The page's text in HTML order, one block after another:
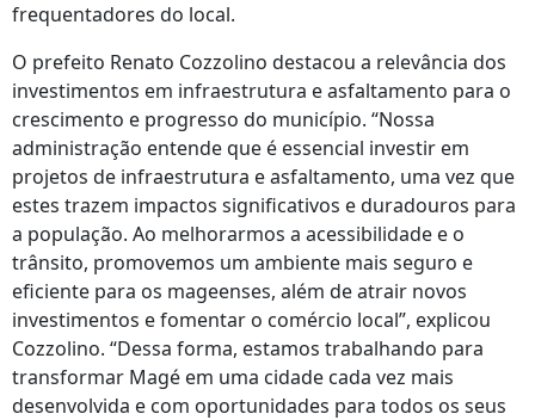
frequentadores do local.
O prefeito Renato Cozzolino destacou a relevância dos
investimentos em infraestrutura e asfaltamento para o
crescimento e progresso do município. “Nossa
administração entende que é essencial investir em
projetos de infraestrutura e asfaltamento, uma vez que
estes trazem impactos significativos e duradouros para
a população. Ao melhorarmos a acessibilidade e o
trânsito, promovemos um ambiente mais seguro e
eficiente para os mageenses, além de atrair novos
investimentos e fomentar o comércio local”, explicou
Cozzolino. “Dessa forma, estamos trabalhando para
transformar Magé em uma cidade cada vez mais
desenvolvida e com oportunidades para todos os seus